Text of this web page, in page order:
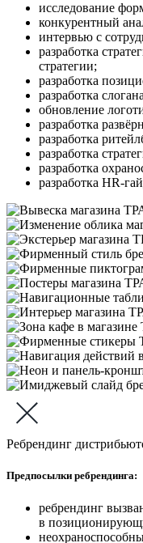
исследование
конкурентный
интервью с
разработка
стратегии;
разработка
разработка
обновление
разработка
разработка
разработка
разработка
разработка HR-
Ребрендинг
Предпосылки ребрендинга:
ребрендинг
в